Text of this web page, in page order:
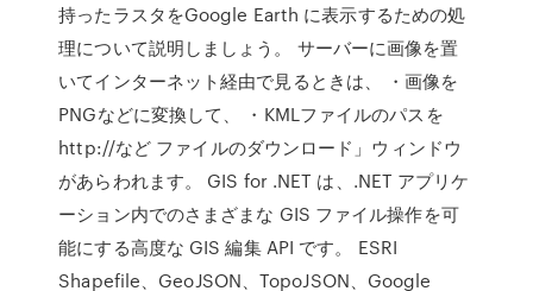
持ったラスタをGoogle Earth に表示するための処
理について説明しましょう。 サーバーに画像を置
いてインターネット経由で見るときは、 ・画像を
PNGなどに変換して、 ・KMLファイルのパスを
http://など ファイルのダウンロード」ウィンドウ
があらわれます。 GIS for .NET は、.NET アプリケ
ーション内でのさまざまな GIS ファイル操作を可
能にする高度な GIS 編集 API です。 ESRI
Shapefile、GeoJSON、TopoJSON、Google